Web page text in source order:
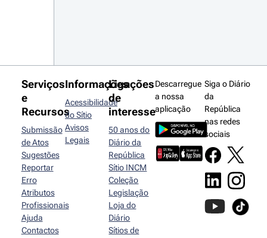
Serviços
e
Recursos
Submissão
de Atos
Sugestões
Reportar
Erro
Atributos
Profissionais
Ajuda
Contactos
Informações
Acessibilidade
do Sítio
Avisos
Legais
Ligações
de
interesse
50 anos do
Diário da
República
Sítio INCM
Coleção
Legislação
Loja do
Diário
Sítios de
Descarregue
a nossa
aplicação
Siga o Diário
da
República
nas redes
sociais